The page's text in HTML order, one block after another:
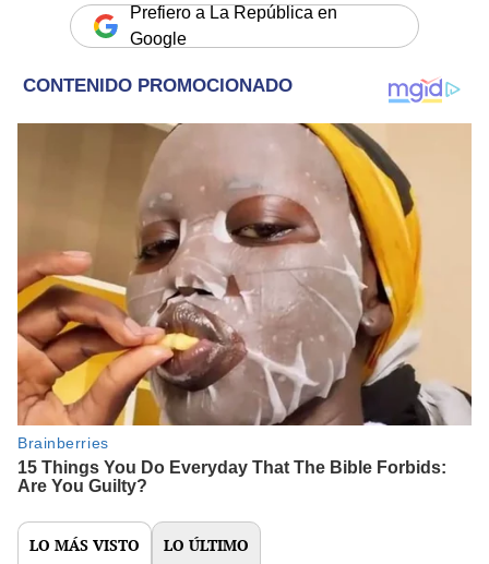
Prefiero a La República en
Google
LO MÁS VISTO LO ÚLTIMO